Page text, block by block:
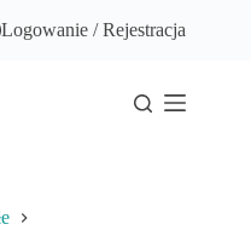
Logowanie / Rejestracja